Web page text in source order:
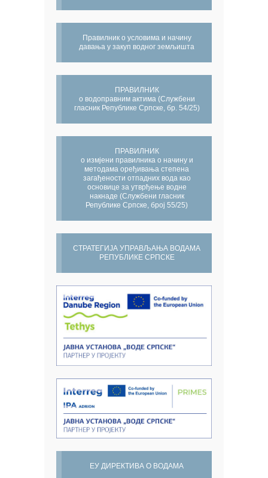
Правилник о условима и начину
давања у закуп водног земљишта
ПРАВИЛНИК
о водоправним актима (Службени
гласник Републике Српске, бр. 54/25)
ПРАВИЛНИК
о измјени правилника о начину и
методама оређивања степена
загађености отпадних вода као
основице за утврђење водне
накнаде (Службени гласник
Републике Српске, број 55/25)
СТРАТЕГИЈА УПРАВЉАЊА ВОДАМА
РЕПУБЛИКЕ СРПСКЕ
ЕУ ДИРЕКТИВА О ВОДАМА